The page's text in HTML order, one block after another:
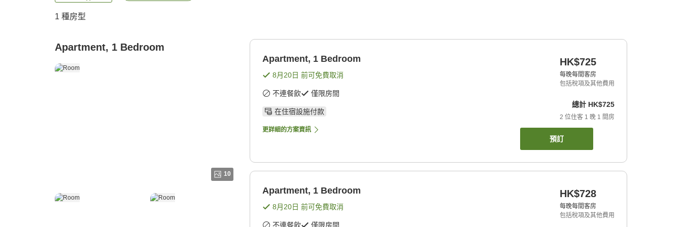
1 種房型
Apartment, 1 Bedroom
10
Apartment, 1 Bedroom
8月20日 前可免費取消
不連餐飲 僅限房間
在住宿設施付款
更詳細的方案資訊
HK$725
每晚每間客房
包括稅項及其他費用
總計 HK$725
2 位住客 1 晚 1 間房
預訂
Apartment, 1 Bedroom
8月20日 前可免費取消
不連餐飲 僅限房間
HK$728
每晚每間客房
包括稅項及其他費用